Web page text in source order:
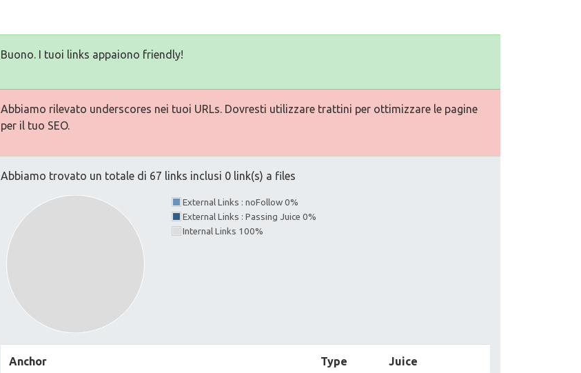
Buono. I tuoi links appaiono friendly!
Abbiamo rilevato underscores nei tuoi URLs. Dovresti utilizzare trattini per ottimizzare le pagine
per il tuo SEO.
Abbiamo trovato un totale di 67 links inclusi 0 link(s) a files
External Links : noFollow 0%
External Links : Passing Juice 0%
Internal Links 100%
Anchor Type Juice